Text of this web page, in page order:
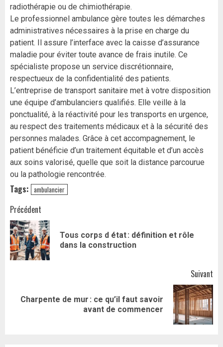
radiothérapie ou de chimiothérapie.
Le professionnel ambulance gère toutes les démarches
administratives nécessaires à la prise en charge du
patient. Il assure l’interface avec la caisse d’assurance
maladie pour éviter toute avance de frais inutile. Ce
spécialiste propose un service discrétionnaire,
respectueux de la confidentialité des patients.
L’entreprise de transport sanitaire met à votre disposition
une équipe d’ambulanciers qualifiés. Elle veille à la
ponctualité, à la réactivité pour les transports en urgence,
au respect des traitements médicaux et à la sécurité des
personnes malades. Grâce à cet accompagnement, le
patient bénéficie d’un traitement équitable et d’un accès
aux soins valorisé, quelle que soit la distance parcourue
ou la pathologie rencontrée.
Tags: ambulancier
Navigation
d’article
Précédent
Tous corps d état : définition et rôle
dans la construction
Suivant
Article
Charpente de mur : ce qu’il faut savoir
avant de commencer